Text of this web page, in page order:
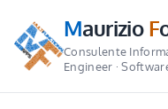
MaurizioF
Consulente
Engineer ·